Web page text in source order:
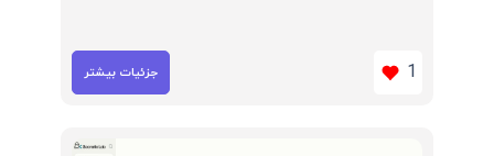
1 جزئیات بیشتر